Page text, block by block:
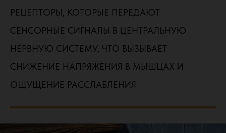
РЕЦЕПТОРЫ, КОТОРЫЕ ПЕРЕДАЮТ
СЕНСОРНЫЕ СИГНАЛЫ В ЦЕНТРАЛЬНУЮ
НЕРВНУЮ СИСТЕМУ, ЧТО ВЫЗЫВАЕТ
СНИЖЕНИЕ НАПРЯЖЕНИЯ В МЫШЦАХ И
ОЩУЩЕНИЕ РАССЛАБЛЕНИЯ